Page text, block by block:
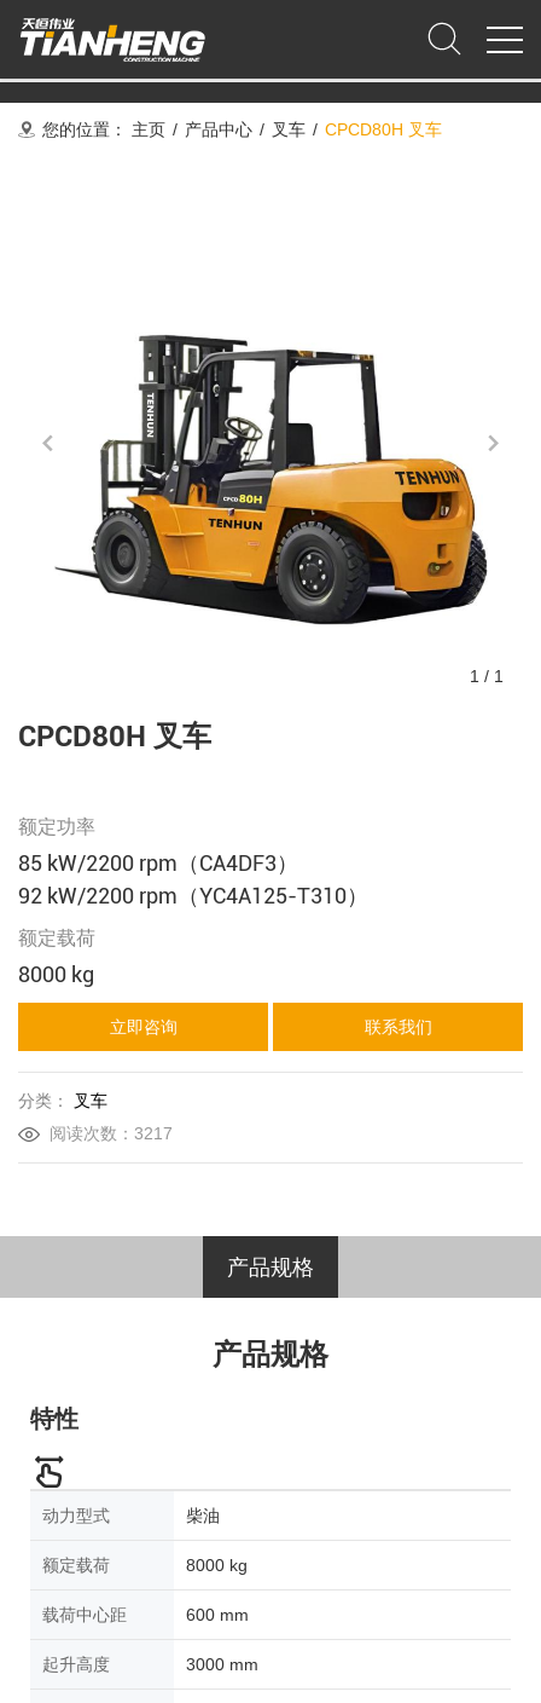
您的位置： 主页 / 产品中心 / 叉车 / CPCD80H 叉车
CPCD80H 叉车
额定功率
85 kW/2200 rpm（CA4DF3）
92 kW/2200 rpm（YC4A125-T310）
额定载荷
8000 kg
立即咨询 联系我们
分类：
叉车
阅读次数：3217
1 / 1
产品规格
产品规格
特性
动力型式 柴油
额定载荷 8000 kg
载荷中心距 600 mm
起升高度 3000 mm